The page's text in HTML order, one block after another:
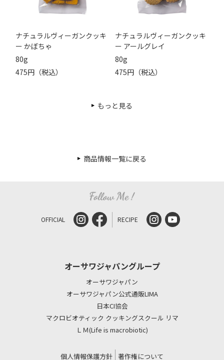
ナチュラルヴィーガンクッキ
ー かぼちゃ
80g
475円（税込）
ナチュラルヴィーガンクッキ
ー アールグレイ
80g
475円（税込）
もっと見る
商品情報一覧に戻る
OFFICIAL RECIPE
オーサワジャパングループ
オーサワジャパン
オーサワジャパン公式通販LIMA
日本CI協会
マクロビオティック クッキングスクール リマ
ＬＭ(Life is macrobiotic)
個人情報保護方針 著作権について